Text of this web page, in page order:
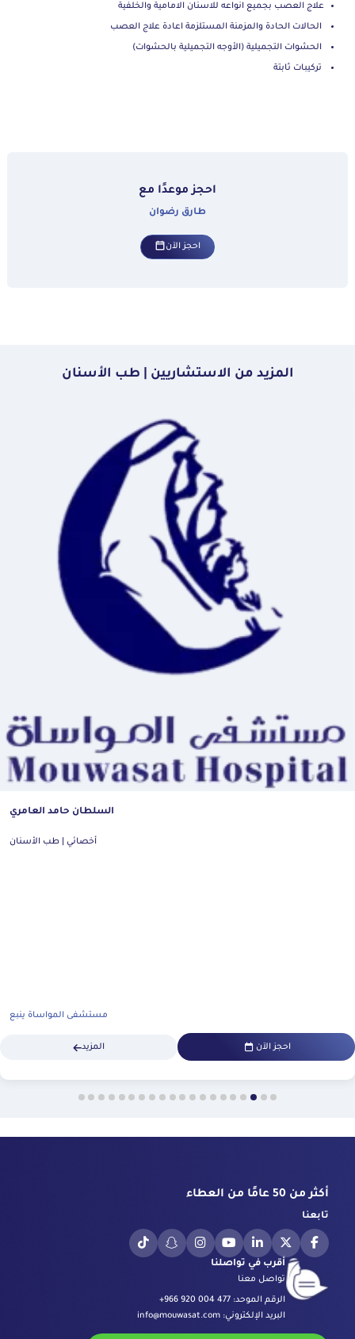
علاج العصب بجميع انواعه للاسنان الامامية والخلفية
الحالات الحادة والمزمنة المستلزمة اعادة علاج العصب
الحشوات التجميلية (الأوجه التجميلية بالحشوات)
تركيبات ثابتة
احجز موعدًا مع
طارق رضوان
احجز الآن
المزيد من الاستشاريين | طب الأسنان
السلطان حامد العامري
أخصائي | طب الأسنان
مستشفى المواساة ينبع
احجز الآن المزيد
أكثر من 50 عامًا من العطاء
تابعنا
أقرب في تواصلنا
تواصل معنا
الرقم الموحد: +966 920 004 477
البريد الإلكتروني: info@mouwasat.com